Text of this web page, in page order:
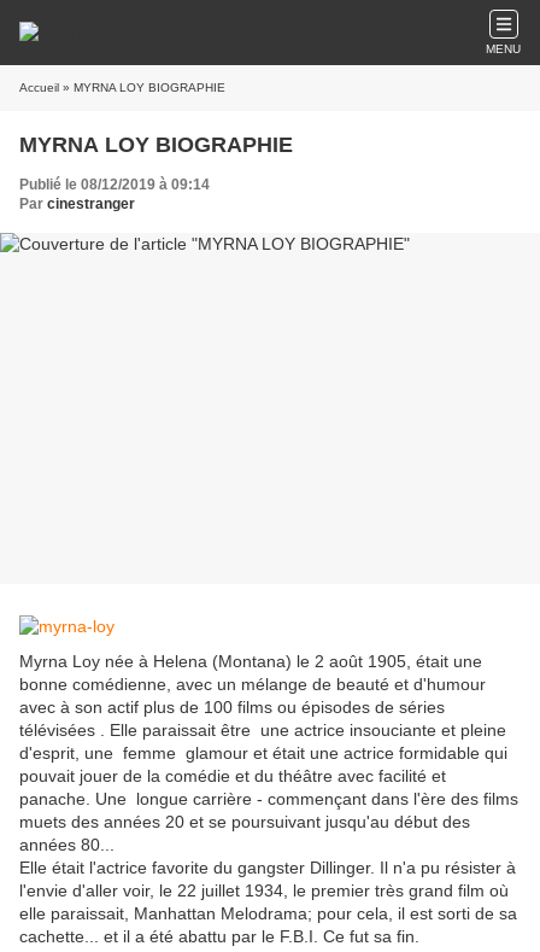
MENU
Accueil » MYRNA LOY BIOGRAPHIE
MYRNA LOY BIOGRAPHIE
Publié le 08/12/2019 à 09:14
Par cinestranger
Myrna Loy née à Helena (Montana) le 2 août 1905, était une
bonne comédienne, avec un mélange de beauté et d'humour
avec à son actif plus de 100 films ou épisodes de séries
télévisées . Elle paraissait être une actrice insouciante et pleine
d'esprit, une femme glamour et était une actrice formidable qui
pouvait jouer de la comédie et du théâtre avec facilité et
panache. Une longue carrière - commençant dans l'ère des films
muets des années 20 et se poursuivant jusqu'au début des
années 80...
Elle était l'actrice favorite du gangster Dillinger. Il n'a pu résister à
l'envie d'aller voir, le 22 juillet 1934, le premier très grand film où
elle paraissait, Manhattan Melodrama; pour cela, il est sorti de sa
cachette... et il a été abattu par le F.B.I. Ce fut sa fin.